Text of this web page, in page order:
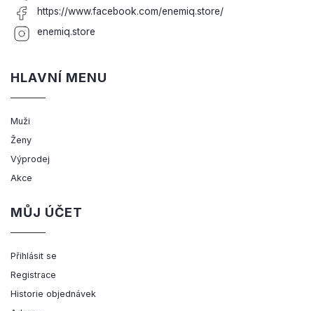
https://www.facebook.com/enemiq.store/
enemiq.store
HLAVNÍ MENU
Muži
Ženy
Výprodej
Akce
MŮJ ÚČET
Přihlásit se
Registrace
Historie objednávek